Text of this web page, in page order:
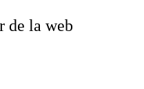
de la web